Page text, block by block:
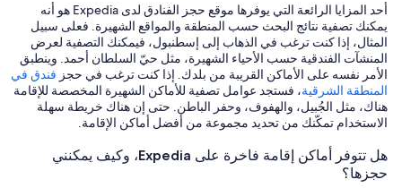
أحد المزايا الرائعة التي يوفرها موقع حجز الفنادق لدى Expedia هو أنه
يمكنك تصفية نتائج البحث حسب المنطقة والمواقع الشهيرة. فعلى سبيل
المثال، إذا كنت ترغب في الذهاب إلى إسطنبول، فيمكنك التصفية لعرض
المنشآت الفندقية حسب الأحياء الشهيرة، مثل حيّ السلطان أحمد. وينطبق
الأمر نفسه على الأماكن القريبة من بلدك. إذا كنت ترغب في حجز فندق في
المنطقة الشرقية، فستجد عوامل تصفية للأماكن الشهيرة المخصصة للإقامة
هناك، مثل الجُبيل، والهفوف، وحفر الباطن. حتى إن هناك خريطة سهلة
الاستخدام تمكّنك من تحديد مجموعة من أفضل أماكن الإقامة.
هل تتوفر أماكن إقامة فاخرة على Expedia، وكيف يمكنني
حجزها؟